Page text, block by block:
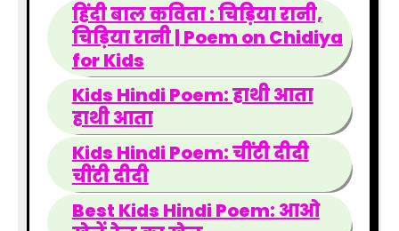
हिंदी बाल कविता : चिड़िया रानी,
चिड़िया रानी | Poem on Chidiya
for Kids
Kids Hindi Poem: हाथी आता
हाथी आता
Kids Hindi Poem: चींटी दीदी
चींटी दीदी
Best Kids Hindi Poem: आओ